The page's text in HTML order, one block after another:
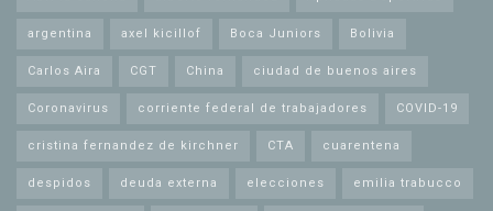
argentina axel kicillof Boca Juniors Bolivia
Carlos Aira CGT China ciudad de buenos aires
Coronavirus corriente federal de trabajadores COVID-19
cristina fernandez de kirchner CTA cuarentena
despidos deuda externa elecciones emilia trabucco